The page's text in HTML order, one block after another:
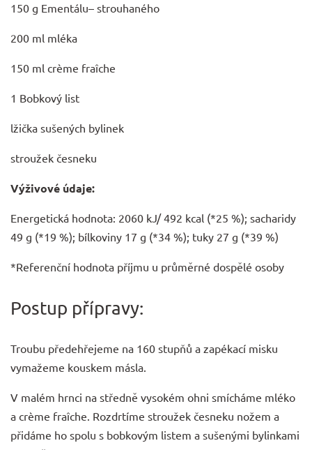
150 g Ementálu– strouhaného
200 ml mléka
150 ml crème fraîche
1 Bobkový list
lžička sušených bylinek
stroužek česneku
Výživové údaje:
Energetická hodnota: 2060 kJ/ 492 kcal (*25 %); sacharidy
49 g (*19 %); bílkoviny 17 g (*34 %); tuky 27 g (*39 %)
*Referenční hodnota příjmu u průměrné dospělé osoby
Postup přípravy:
Troubu předehřejeme na 160 stupňů a zapékací misku
vymažeme kouskem másla.
V malém hrnci na středně vysokém ohni smícháme mléko
a crème fraîche. Rozdrtíme stroužek česneku nožem a
přidáme ho spolu s bobkovým listem a sušenými bylinkami